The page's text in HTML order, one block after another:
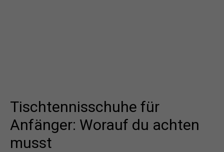
Tischtennisschuhe für
Anfänger: Worauf du achten
musst